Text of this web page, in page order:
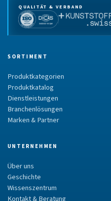
QUALITÄT & VERBAND
SORTIMENT
Produktkategorien
Produktkatalog
Dienstleistungen
Branchenlösungen
Marken & Partner
UNTERNEHMEN
Über uns
Geschichte
Wissenszentrum
Kontakt & Beratung